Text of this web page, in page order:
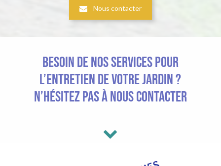
Nous contacter
Besoin de nos services pour
l’entretien de votre jardin ?
N’hésitez pas à nous contacter